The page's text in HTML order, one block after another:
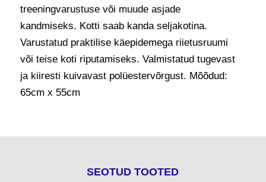
treeningvarustuse või muude asjade
kandmiseks. Kotti saab kanda seljakotina.
Varustatud praktilise käepidemega riietusruumi
või teise koti riputamiseks. Valmistatud tugevast
ja kiiresti kuivavast polüestervõrgust. Mõõdud:
65cm x 55cm
SEOTUD TOOTED